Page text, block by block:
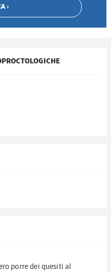
porre dei quesiti al